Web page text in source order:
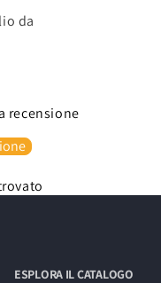
da
recensione
ESPLORA IL CATALOGO